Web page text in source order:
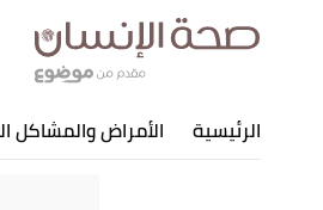
الرئيسية الأمراض والمشاكل